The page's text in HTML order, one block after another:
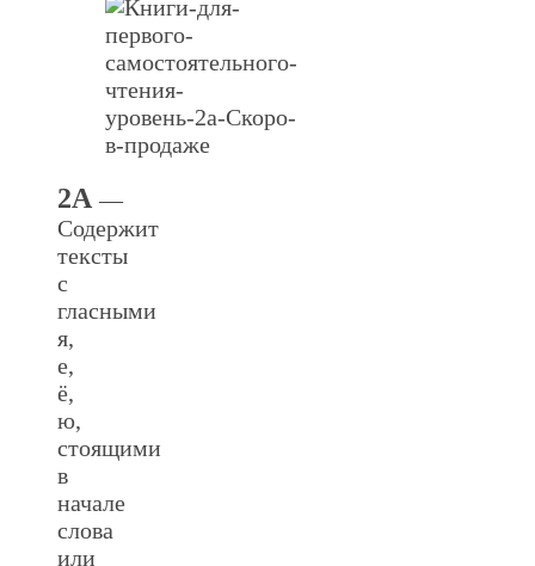
2А—
Содержит
тексты
с
гласными
я,
е,
ё,
ю,
стоящими
в
начале
слова
или